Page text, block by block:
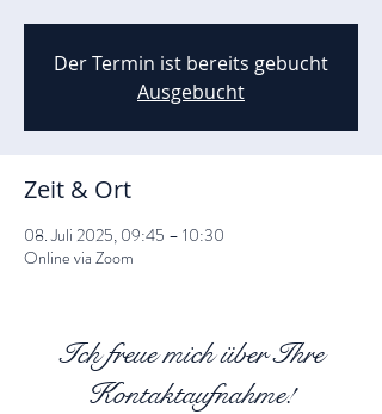
Der Termin ist bereits gebucht
Ausgebucht
Zeit & Ort
08. Juli 2025, 09:45 – 10:30
Online via Zoom
Ich freue mich über Ihre
Kontaktaufnahme!